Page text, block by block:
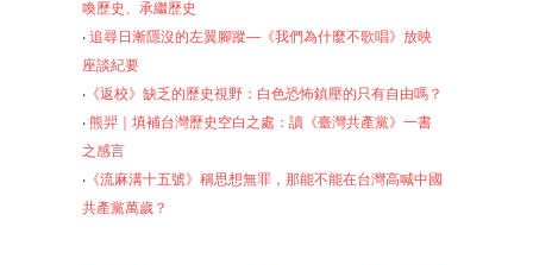
喚歷史、承繼歷史
‧ 追尋日漸隱沒的左翼腳蹤──《我們為什麼不歌唱》放映
座談紀要
‧ 《返校》缺乏的歷史視野：白色恐怖鎮壓的只有自由嗎？
‧ 熊羿｜填補台灣歷史空白之處：讀《臺灣共產黨》一書
之感言
‧ 《流麻溝十五號》稱思想無罪，那能不能在台灣高喊中國
共產黨萬歲？